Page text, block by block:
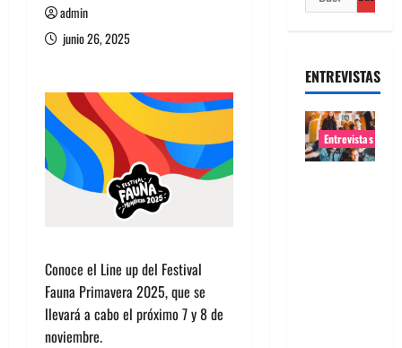
admin
junio 26, 2025
Conoce el Line up del Festival
Fauna Primavera 2025, que se
llevará a cabo el próximo 7 y 8 de
noviembre.
ENTREVISTAS
Entrevistas